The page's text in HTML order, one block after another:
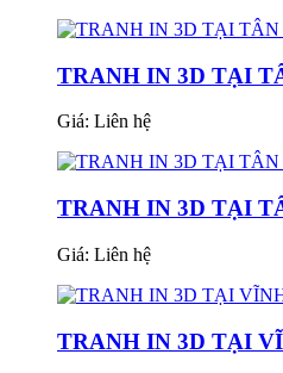
TRANH IN 3D TẠI
Giá: Liên hệ
TRANH IN 3D TẠI
Giá: Liên hệ
TRANH IN 3D TẠI